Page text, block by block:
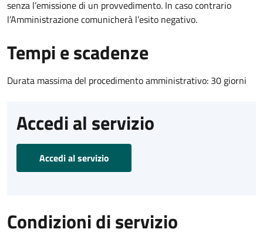
senza l’emissione di un provvedimento. In caso contrario
l’Amministrazione comunicherà l’esito negativo.
Tempi e scadenze
Durata massima del procedimento amministrativo: 30 giorni
Accedi al servizio
Accedi al servizio
Condizioni di servizio